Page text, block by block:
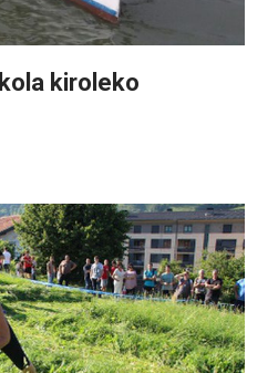
kiroleko